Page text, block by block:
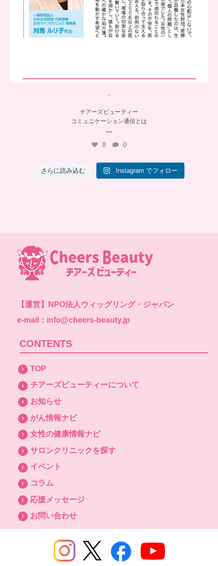
..
チアーズビューティー
コミュニケーション通信とは
...
8 0
さらに読み込む Instagram でフォロー
【運営】
NPO法人ウィッグリング・ジャパン
e-mail：info@cheers-beauty.jp
CONTENTS
TOP
チアーズビューティーについて
お知らせ
がん情報ナビ
女性の健康情報ナビ
サロンクリニックを探す
イベント
コラム
応援メッセージ
お問い合わせ